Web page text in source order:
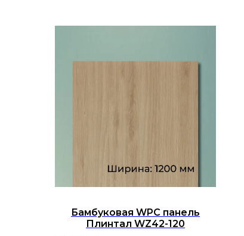
Бамбуковая WPC панель
Плинтал WZ42-120